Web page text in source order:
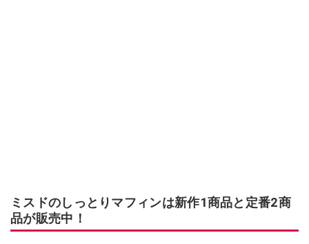
ミスドのしっとりマフィンは新作1商品と定番2商
品が販売中！